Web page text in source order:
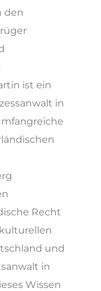
den
ist ein
in
Recht
und
in
Wissen